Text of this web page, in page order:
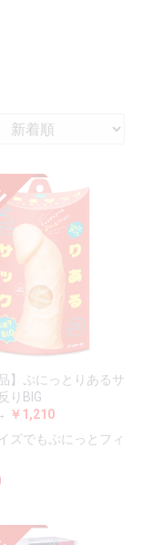
】ぷにっとりあるサ
りBIG
￥1,210
ズでもぷにっとフィ